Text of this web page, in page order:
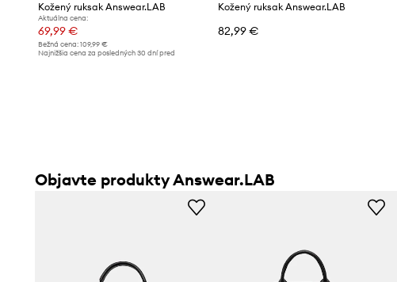
Kožený ruksak Answear.LAB
Aktuálna cena:
69,99 €
Bežná cena: 109,99 €
Najnižšia cena za posledných 30 dní pred
Kožený ruksak Answear.LAB
82,99 €
Objavte produkty Answear.LAB